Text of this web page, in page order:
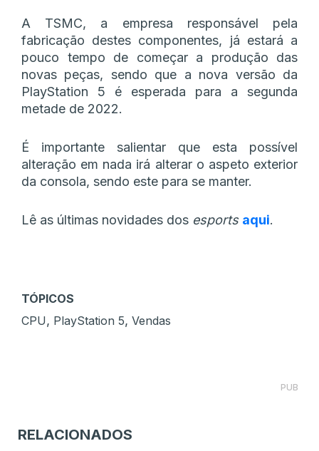
A TSMC, a empresa responsável pela
fabricação destes componentes, já estará a
pouco tempo de começar a produção das
novas peças, sendo que a nova versão da
PlayStation 5 é esperada para a segunda
metade de 2022.
É importante salientar que esta possível
alteração em nada irá alterar o aspeto exterior
da consola, sendo este para se manter.
Lê as últimas novidades dos esports aqui.
TÓPICOS
CPU, PlayStation 5, Vendas
PUB
RELACIONADOS